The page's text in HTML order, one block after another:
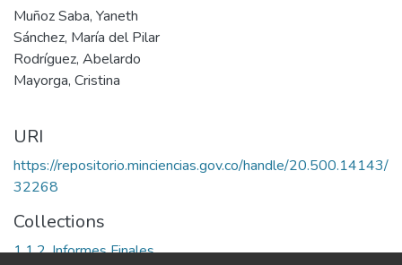
Muñoz Saba, Yaneth
Sánchez, María del Pilar
Rodríguez, Abelardo
Mayorga, Cristina
URI
https://repositorio.minciencias.gov.co/handle/20.500.14143/
32268
Collections
1.1.2. Informes Finales